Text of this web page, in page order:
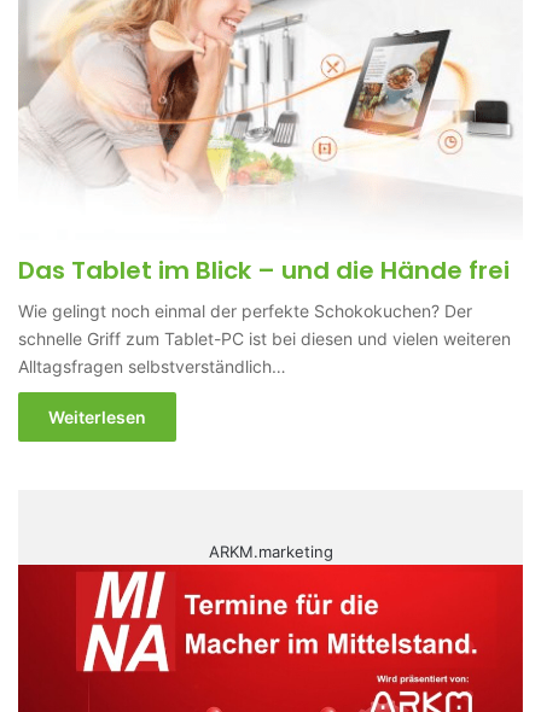
Das Tablet im Blick – und die Hände frei
Wie gelingt noch einmal der perfekte Schokokuchen? Der
schnelle Griff zum Tablet-PC ist bei diesen und vielen weiteren
Alltagsfragen selbstverständlich…
Weiterlesen
ARKM.marketing